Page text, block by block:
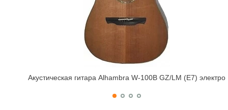
Акустическая гитара Alhambra W-100B GZ/LM (E7) электро